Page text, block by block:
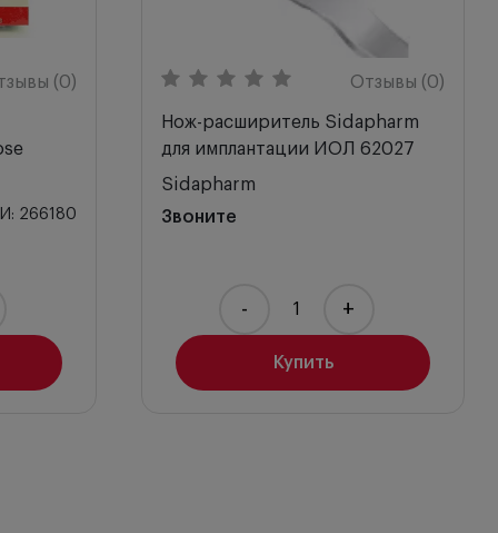
(0)
266180
Отзывы (0)
Нож-расширитель Sidapharm
для имплантации ИОЛ 62027
Sidapharm
Звоните
Купить
- +